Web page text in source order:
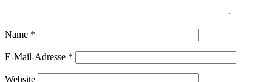
Name *
E-Mail-Adresse *
Website